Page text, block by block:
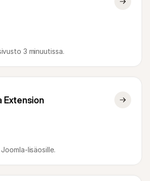
3 minuutissa.
Extension
lisäosille.